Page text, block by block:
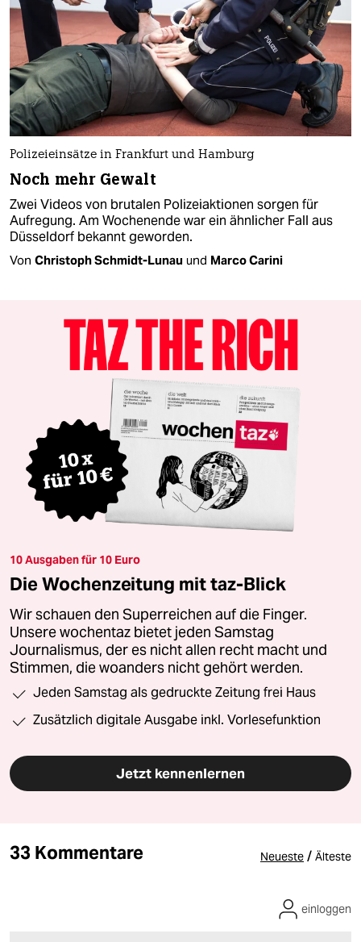
Polizeieinsätze in Frankfurt und Hamburg
Noch mehr Gewalt
Zwei Videos von brutalen Polizeiaktionen sorgen für
Aufregung. Am Wochenende war ein ähnlicher Fall aus
Düsseldorf bekannt geworden.
Von Christoph Schmidt-Lunau und Marco Carini
10 Ausgaben für 10 Euro
Die Wochenzeitung mit taz-Blick
Wir schauen den Superreichen auf die Finger.
Unsere wochentaz bietet jeden Samstag
Journalismus, der es nicht allen recht macht und
Stimmen, die woanders nicht gehört werden.
Jeden Samstag als gedruckte Zeitung frei Haus
Zusätzlich digitale Ausgabe inkl. Vorlesefunktion
Jetzt kennenlernen
33 Kommentare Neueste / Älteste
einloggen